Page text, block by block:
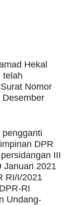
Hekal
telah
Nomor
Desember
pengganti
DPR
III
Januari 2021
RI/I/2021
RI
Undang-